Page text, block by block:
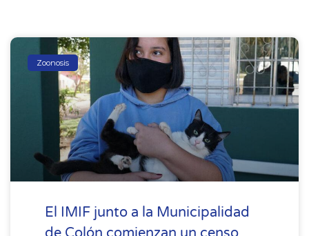
Zoonosis
El IMIF junto a la Municipalidad